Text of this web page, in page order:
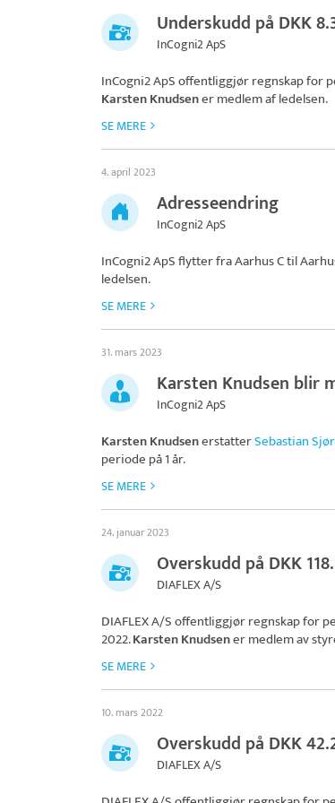
Underskudd på DKK
InCogni2 ApS
InCogni2 ApSoffentliggjør regnskap for
Karsten Knudsener medlem af ledelsen.
SE MERE
4. april 2023
Adresseendring
InCogni2 ApS
InCogni2 ApSflytter fra Aarhus C til
ledelsen.
SE MERE
31. mars 2023
Karsten Knudsen blir
InCogni2 ApS
Karsten KnudsenerstatterSebastian
periode på 1 år.
SE MERE
24. januar 2023
Overskudd på DKK
DIAFLEX A/S
DIAFLEX A/Soffentliggjør regnskap for
2022.Karsten Knudsener medlem av
SE MERE
10. mars 2022
Overskudd på DKK
DIAFLEX A/S